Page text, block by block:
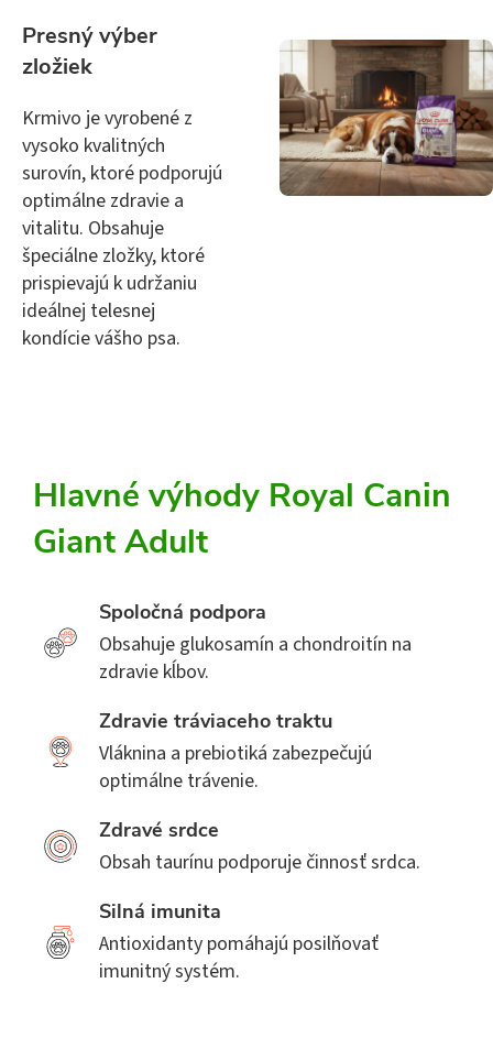
Presný výber
zložiek
Krmivo je vyrobené z
vysoko kvalitných
surovín, ktoré podporujú
optimálne zdravie a
vitalitu. Obsahuje
špeciálne zložky, ktoré
prispievajú k udržaniu
ideálnej telesnej
kondície vášho psa.
Hlavné výhody Royal Canin
Giant Adult
Spoločná podpora
Obsahuje glukosamín a chondroitín na
zdravie kĺbov.
Zdravie tráviaceho traktu
Vláknina a prebiotiká zabezpečujú
optimálne trávenie.
Zdravé srdce
Obsah taurínu podporuje činnosť srdca.
Silná imunita
Antioxidanty pomáhajú posilňovať
imunitný systém.